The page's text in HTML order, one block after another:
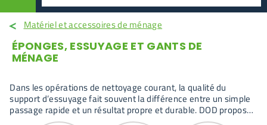
Matériel et accessoires de ménage
ÉPONGES, ESSUYAGE ET GANTS DE
MÉNAGE
Dans les opérations de nettoyage courant, la qualité du
support d’essuyage fait souvent la différence entre un simple
passage rapide et un résultat propre et durable. DOD propose